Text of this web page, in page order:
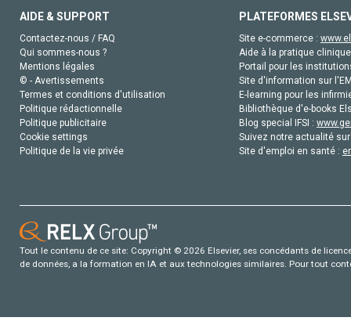
AIDE & SUPPORT
Contactez-nous / FAQ
Qui sommes-nous ?
Mentions légales
© - Avertissements
Termes et conditions d'utilisation
Politique rédactionnelle
Politique publicitaire
Cookie settings
Politique de la vie privée
PLATEFORMES
Site e-commerce :
Aide à la pratique
Portail pour les
Site d'information sur
E-learning pour les
Bibliothèque d'e-books
Blog special IFSI :
Suivez notre actualité
Site d'emploi en santé :
Tout le contenu de ce site: Copyright © 2026 Elsevier, ses concédants de
de données, a la formation en IA et aux technologies similaires. Pour tout